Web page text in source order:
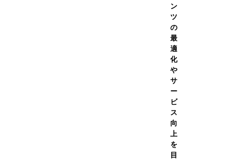
プロテインホエイ100 レモ
（315g レモン）
DNSタオル 赤
（ONESIZE 赤）
ン
ツ
の
最
適
化
や
サ
ー
ビ
ス
向
上
を
目